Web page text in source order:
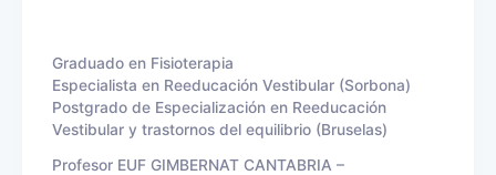
Graduado en Fisioterapia
Especialista en Reeducación Vestibular (Sorbona)
Postgrado de Especialización en Reeducación
Vestibular y trastornos del equilibrio (Bruselas)
Profesor EUF GIMBERNAT CANTABRIA –